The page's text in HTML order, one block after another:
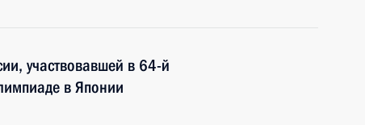
участвовавшей в 64-й
в Японии